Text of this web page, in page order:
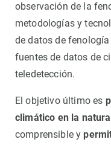
observación de la
metodologías y
de datos de
fuentes de datos de
teledetección.
El objetivo último es
climático en la
comprensible y